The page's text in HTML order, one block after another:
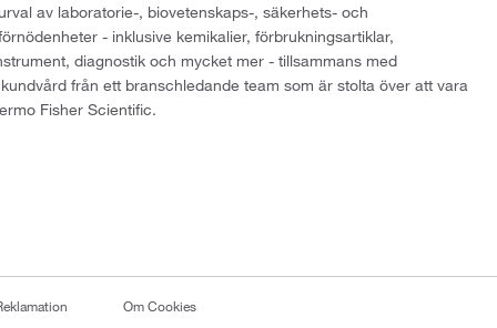
av laboratorie-, biovetenskaps-, säkerhets- och
- inklusive kemikalier, förbrukningsartiklar,
diagnostik och mycket mer - tillsammans med
från ett branschledande team som är stolta över att vara
Fisher Scientific.
Om Cookies